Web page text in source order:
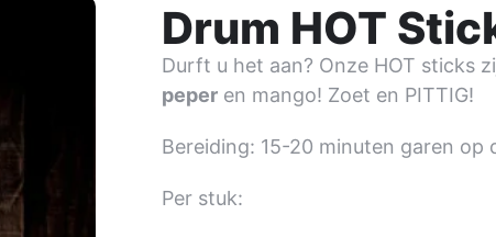
Drum HOT
Durft u het aan? Onze HOT sticks
peperen mango! Zoet en PITTIG!
Bereiding: 15-20 minuten garen op
Per stuk: